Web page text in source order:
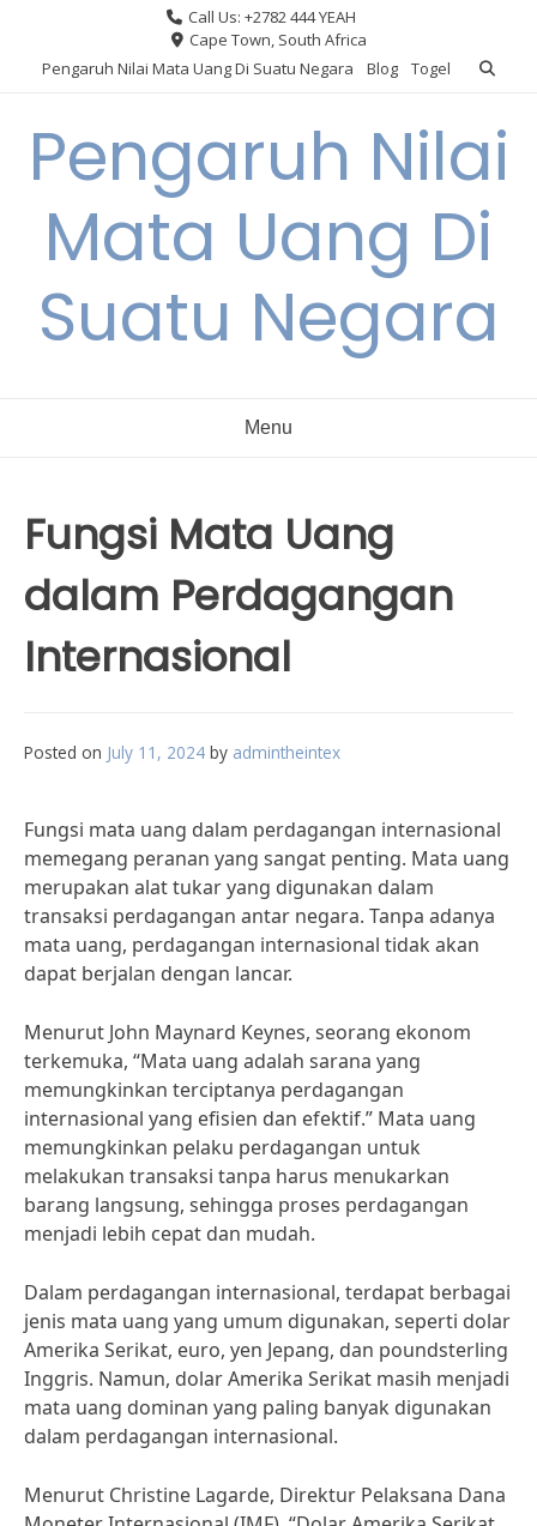
content
Call Us: +2782 444 YEAH
Cape Town, South Africa
Pengaruh Nilai Mata Uang Di Suatu Negara
Blog Togel
Pengaruh Nilai
Mata Uang Di
Suatu Negara
Menu
Fungsi Mata Uang
dalam Perdagangan
Internasional
Posted on July 11, 2024 by admintheintex
Fungsi mata uang dalam perdagangan internasional
memegang peranan yang sangat penting. Mata uang
merupakan alat tukar yang digunakan dalam
transaksi perdagangan antar negara. Tanpa adanya
mata uang, perdagangan internasional tidak akan
dapat berjalan dengan lancar.
Menurut John Maynard Keynes, seorang ekonom
terkemuka, “Mata uang adalah sarana yang
memungkinkan terciptanya perdagangan
internasional yang efisien dan efektif.” Mata uang
memungkinkan pelaku perdagangan untuk
melakukan transaksi tanpa harus menukarkan
barang langsung, sehingga proses perdagangan
menjadi lebih cepat dan mudah.
Dalam perdagangan internasional, terdapat berbagai
jenis mata uang yang umum digunakan, seperti dolar
Amerika Serikat, euro, yen Jepang, dan poundsterling
Inggris. Namun, dolar Amerika Serikat masih menjadi
mata uang dominan yang paling banyak digunakan
dalam perdagangan internasional.
Menurut Christine Lagarde, Direktur Pelaksana Dana